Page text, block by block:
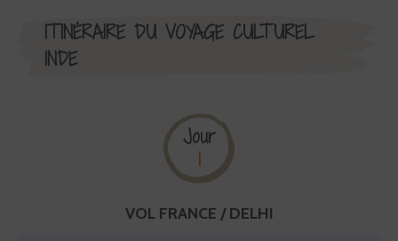
ITINÉRAIRE DU VOYAGE CULTUREL
INDE
Jour
1
VOL FRANCE / DELHI